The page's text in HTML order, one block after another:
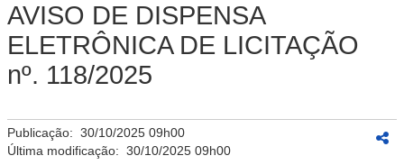
AVISO DE DISPENSA
ELETRÔNICA DE LICITAÇÃO
nº. 118/2025
Publicação: 30/10/2025 09h00
Última modificação: 30/10/2025 09h00